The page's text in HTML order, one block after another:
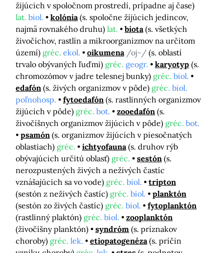
žijúcich v spoločnom prostredí, prípadne aj čase)
lat. biol. kolónia (s. spoločne žijúcich jedincov,
najmä rovnakého druhu) lat. biota (s. všetkých
živočíchov, rastlín a mikroorganizmov na určitom
území) gréc. ekol. oikumena /oj-/ (s. oblastí
trvalo obývaných ľuďmi) gréc. geogr. karyotyp (s.
chromozómov v jadre telesnej bunky) gréc. biol.
edafón (s. živých organizmov v pôde) gréc. biol.
poľnohosp.
fytoedafón (s. rastlinných organizmov
žijúcich v pôde) gréc. bot. zooedafón (s.
živočíšnych organizmov žijúcich v pôde) gréc. bot.
psamón (s. organizmov žijúcich v piesočnatých
oblastiach) gréc. ichtyofauna (s. druhov rýb
obývajúcich určitú oblasť) gréc. sestón (s.
nerozpustených živých a neživých častíc
vznášajúcich sa vo vode) gréc. biol.
tripton
(sestón z neživých častíc) gréc. biol.
planktón
(sestón zo živých častíc) gréc. biol.
fytoplanktón
(rastlinný plaktón) gréc. biol.
zooplanktón
(živočíšny planktón)
syndróm (s. príznakov
choroby) gréc. lek. etiopatogenéza (s. príčin